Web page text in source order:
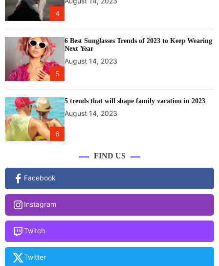
4
5
6 Best Sunglasses Trends of 2023 to Keep Wearing
Next Year
August 14, 2023
6
5 trends that will shape family vacation in 2023
August 14, 2023
FIND US
Facebook
Instagram
Twitch
Twitter